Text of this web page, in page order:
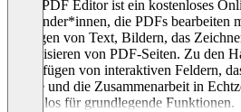
Zoho PDF Editor ist ein kostenloses
Anwender*innen, die PDFs bearbeiten
Einfügen von Text, Bildern, das
Organisieren von PDF-Seiten. Zu den
Hinzufügen von interaktiven Feldern,
offline und die Zusammenarbeit in
kostenlos für grundlegende Funktionen.